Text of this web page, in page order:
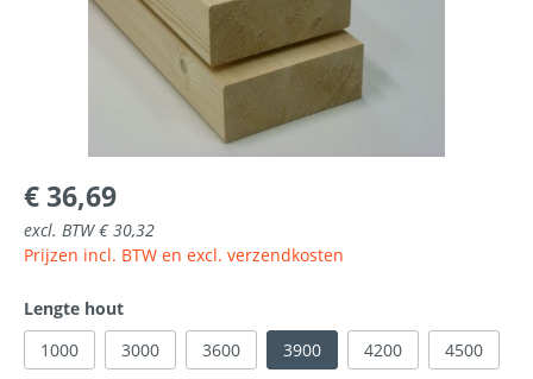
€ 36,69
excl. BTW € 30,32
Prijzen incl. BTW en excl. verzendkosten
Lengte hout
1000
3000 3600 3900 4200 4500